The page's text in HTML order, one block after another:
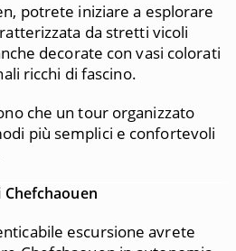
, potrete iniziare a esplorare
da stretti vicoli
decorate con vasi colorati
ricchi di fascino.
che un tour organizzato
più semplici e confortevoli
Chefchaouen
escursione avrete